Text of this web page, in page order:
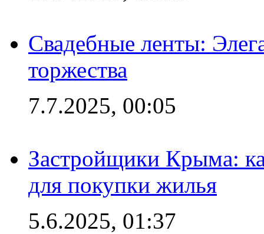
Свадебные ленты:
торжества
7.7.2025, 00:05
Застройщики Крыма:
для покупки жилья
5.6.2025, 01:37